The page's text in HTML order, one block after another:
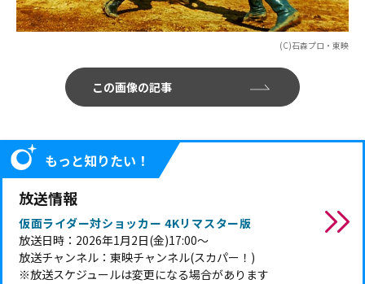
(C)石森プロ・東映
この画像の記事
もっと知りたい！
放送情報
仮面ライダー対ショッカー 4Kリマスター版
放送日時：2026年1月2日(金)17:00～
放送チャンネル：東映チャンネル(スカパー！)
※放送スケジュールは変更になる場合があります